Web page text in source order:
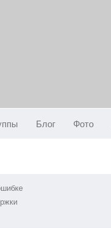
Блог Фото